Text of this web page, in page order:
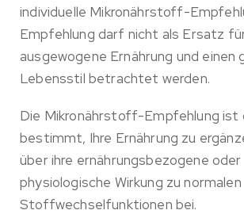
individuelle Mikronährstoff-
Empfehlung darf nicht als Ersatz
ausgewogene Ernährung und einen
Lebensstil betrachtet werden.
Die Mikronährstoff-Empfehlung ist
bestimmt, Ihre Ernährung zu
über ihre ernährungsbezogene oder
physiologische Wirkung zu normalen
Stoffwechselfunktionen bei.